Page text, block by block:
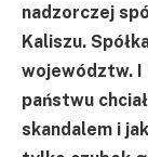
nadzorczej
Kaliszu.
województw. I
państwu
skandalem i